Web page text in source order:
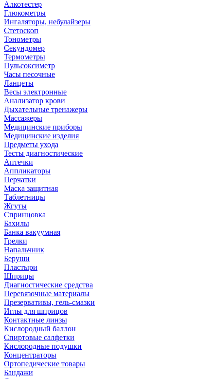
Алкотестер
Глюкометры
Ингаляторы, небулайзеры
Стетоскоп
Тонометры
Секундомер
Термометры
Пульсоксиметр
Часы песочные
Ланцеты
Весы электронные
Анализатор крови
Дыхательные тренажеры
Массажеры
Медицинские приборы
Медицинские изделия
Предметы ухода
Тесты диагностические
Аптечки
Аппликаторы
Перчатки
Маска защитная
Таблетницы
Жгуты
Спринцовка
Бахилы
Банка вакуумная
Грелки
Напальчник
Беруши
Пластыри
Шприцы
Диагностические средства
Перевязочные материалы
Презервативы, гель-смазки
Иглы для шприцов
Контактные линзы
Кислородный баллон
Спиртовые салфетки
Кислородные подушки
Концентраторы
Ортопедические товары
Бандажи